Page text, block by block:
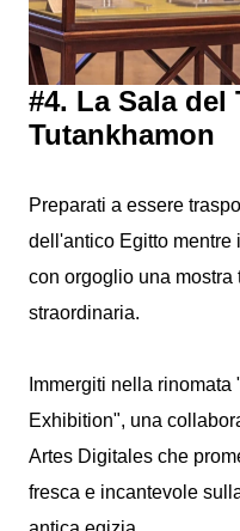
#4. La Sala del
Tutankhamon
Preparati a essere
dell'antico Egitto mentre
con orgoglio una mostra
straordinaria.
Immergiti nella
Exhibition", una
Artes Digitales che
fresca e incantevole